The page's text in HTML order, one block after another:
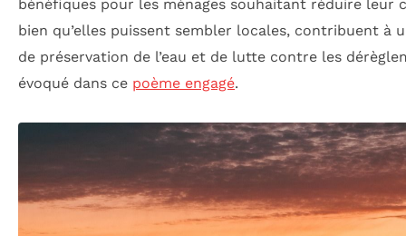
bénéfiques pour les ménages souhaitant réduire leur
bien qu’elles puissent sembler locales, contribuent à
de préservation de l’eau et de lutte contre les
évoqué dans ce poème engagé.